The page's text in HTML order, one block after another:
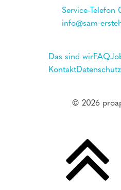
Service-Telefon
info@sam-
Das sind wirFAQ
KontaktDatenschutz
© 2026